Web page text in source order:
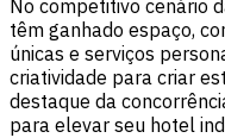
No competitivo cenário
têm ganhado espaço,
únicas e serviços
criatividade para criar
destaque da
para elevar seu hotel